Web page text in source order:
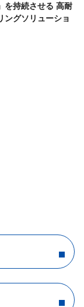
を持続させる 高耐
ングソリューショ